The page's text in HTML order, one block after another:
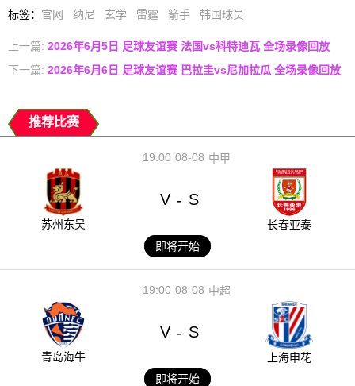
标签： 官网 纳尼 玄学 雷霆 箭手 韩国球员
上一篇: 2026年6月5日 足球友谊赛 法国vs科特迪瓦 全场录像回放
下一篇: 2026年6月6日 足球友谊赛 巴拉圭vs尼加拉瓜 全场录像回放
推荐比赛
08-08
19:00 中甲
苏州东吴
V - S
长春亚泰
即将开始
08-08
19:00 中超
青岛海牛
V - S
上海申花
即将开始